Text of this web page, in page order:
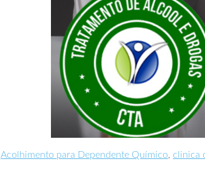
Acolhimento para Dependente Químico, clinica